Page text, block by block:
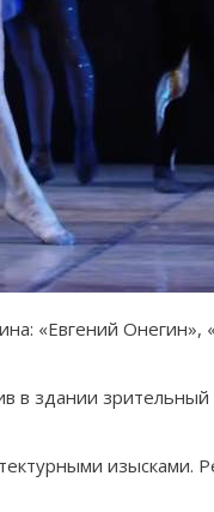
«Евгений Онегин»,
здании
изысками.